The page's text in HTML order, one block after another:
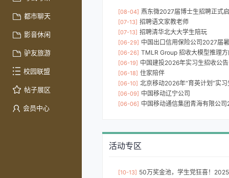
都市聊天
影音休闲
驴友旅游
校园联盟
帖子展区
会员中心
[08-04] 燕东微2027届博士生招聘正式
[07-13] 招聘语文家教老师
[07-13] 招聘清华北大大学生陪玩
[06-29] 中国出口信用保险公司2027届
[06-26] TMLR Group 招收大模型推理
[06-19] 中国建投2026年实习生招收公告
[06-18] 住家陪伴
[06-10] 北京移动2026年“育英计划”实
[06-09] 中国移动辽宁公司
[06-06] 中国移动通信集团青海有限公司
活动专区
[10-13] 50万奖金池，学生党狂喜！2025 深圳国